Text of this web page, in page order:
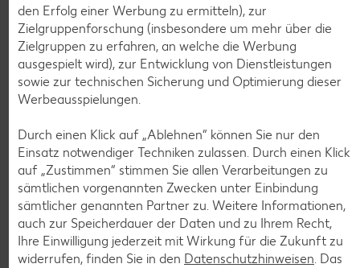
1.29
Diese Artikel findest du an unserer
Frischetheke
ROYAL ORANGE
Maasdam
je 100 g
Weitere Angebote anzeigen
den Erfolg einer Werbung zu ermitteln), zur
Zielgruppenforschung (insbesondere um mehr über die
Zielgruppen zu erfahren, an welche die Werbung
ausgespielt wird), zur Entwicklung von Dienstleistungen
sowie zur technischen Sicherung und Optimierung dieser
Werbeausspielungen.
Durch einen Klick auf „Ablehnen“ können Sie nur den
Einsatz notwendiger Techniken zulassen. Durch einen Klick
auf „Zustimmen“ stimmen Sie allen Verarbeitungen zu
sämtlichen vorgenannten Zwecken unter Einbindung
sämtlicher genannten Partner zu. Weitere Informationen,
auch zur Speicherdauer der Daten und zu Ihrem Recht,
Ihre Einwilligung jederzeit mit Wirkung für die Zukunft zu
widerrufen, finden Sie in den Datenschutzhinweisen. Das